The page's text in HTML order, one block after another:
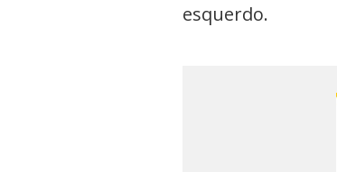
esquerdo.